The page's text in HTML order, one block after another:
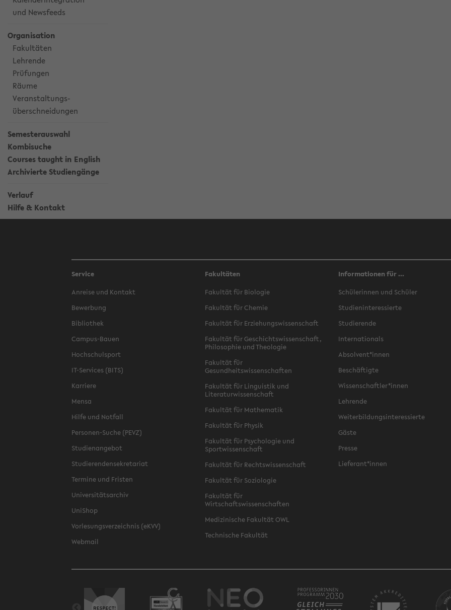
und Newsfeeds
Organisation
Fakultäten
Lehrende
Prüfungen
Räume
Veranstaltungs-
überschneidungen
Semesterauswahl
Kombisuche
Courses taught in English
Archivierte Studiengänge
Verlauf
Hilfe & Kontakt
Service
Anreise und Kontakt
Bewerbung
Bibliothek
Campus-Bauen
Hochschulsport
IT-Services (BITS)
Karriere
Mensa
Hilfe und Notfall
Personen-Suche (PEVZ)
Studienangebot
Studierendensekretariat
Termine und Fristen
Universitätsarchiv
UniShop
Vorlesungsverzeichnis (eKVV)
Webmail
Fakultäten
Fakultät für Biologie
Fakultät für Chemie
Fakultät für Erziehungswissenschaft
Fakultät für Geschichtswissenschaft,
Philosophie und Theologie
Fakultät für
Gesundheitswissenschaften
Fakultät für Linguistik und
Literaturwissenschaft
Fakultät für Mathematik
Fakultät für Physik
Fakultät für Psychologie und
Sportwissenschaft
Fakultät für Rechtswissenschaft
Fakultät für Soziologie
Fakultät für
Wirtschaftswissenschaften
Medizinische Fakultät OWL
Technische Fakultät
Informationen für ...
Schülerinnen und Schüler
Studieninteressierte
Studierende
Internationals
Absolvent*innen
Beschäftigte
Wissenschaftler*innen
Lehrende
Weiterbildungsinteressierte
Gäste
Presse
Lieferant*innen